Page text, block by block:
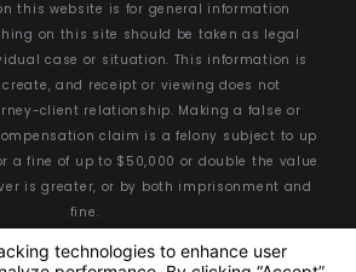
this website is for general information
on this site should be taken as legal
case or situation. This information is
and receipt or viewing does not
client relationship. Making a false or
claim is a felony subject to up
a fine of up to $50,000 or double the value
is greater, or by both imprisonment and
fine.
Reserved.Your Privacy Choices